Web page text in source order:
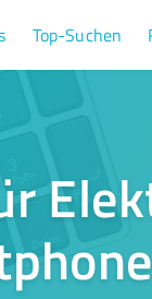
Top-Suchen